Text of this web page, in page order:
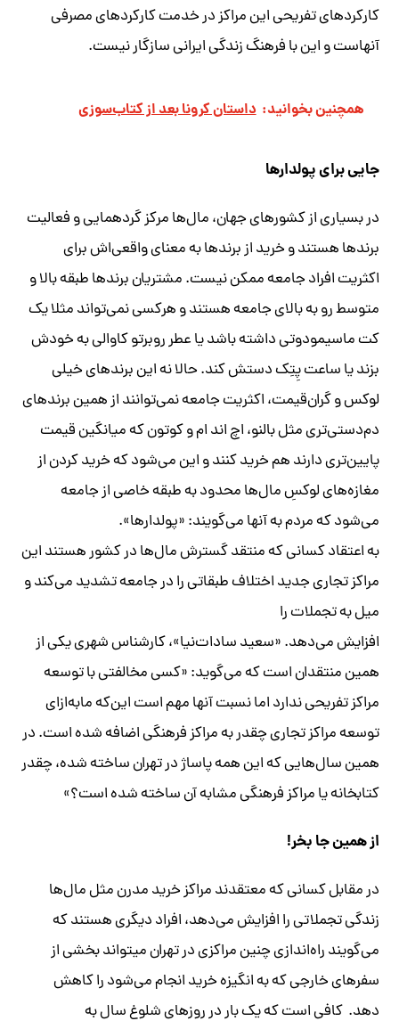
کارکردهای تفریحی این مراکز در خدمت کارکردهای مصرفی
آنهاست و این با فرهنگ زندگی ایرانی سازگار نیست.
همچنین بخوانید: داستان کرونا بعد از کتاب‌سوزی
جایی برای پولدارها
در بسیاری از کشورهای جهان، مال‌ها مرکز گردهمایی و فعالیت
برندها هستند و خرید از برندها به معنای واقعی‌‎اش برای
اکثریت افراد جامعه ممکن نیست. مشتریان برندها طبقه بالا و
متوسط رو به ‌بالای جامعه هستند و هرکسی نمی‌تواند مثلا یک
کت ماسیمودوتی داشته باشد یا عطر روبرتو کاوالی به خودش
بزند یا ساعت پِتِک دستش کند. حالا نه این برندهای خیلی
لوکس و گران‌قیمت، اکثریت جامعه نمی‌توانند از همین برندهای
دم‌دستی‌تری مثل بالنو، اچ ‌اند ام و کوتون که میانگین قیمت
پایین‌تری دارند هم خرید کنند و این می‌شود که خرید کردن از
مغازه‌های لوکسِ مال‌ها محدود به طبقه خاصی از جامعه
می‌شود که مردم به آنها می‌گویند: «پولدارها».
به اعتقاد کسانی که منتقد گسترش مال‌ها در کشور هستند این
مراکز تجاری جدید اختلاف طبقاتی را در جامعه تشدید می‌کند و
میل به تجملات را
افزایش می‌دهد. «سعید سادات‌نیا»، کارشناس شهری یکی از
همین منتقدان است که می‌گوید: «کسی مخالفتی با توسعه
مراکز تفریحی ندارد اما نسبت آنها مهم است این‌که مابه‌ازای
توسعه مراکز تجاری چقدر به مراکز فرهنگی اضافه شده است. در
همین سال‌هایی که این همه پاساژ در تهران ساخته شده، چقدر
کتابخانه یا مراکز فرهنگی مشابه آن ساخته شده است؟»
از همین جا بخر!
در مقابل کسانی که معتقدند مراکز خرید مدرن مثل مال‌ها
زندگی تجملاتی را افزایش می‌دهد، افراد دیگری هستند که
می‌گویند راه‌اندازی چنین مراکزی در تهران می‎تواند بخشی از
سفرهای خارجی که به انگیزه خرید انجام می‌شود را کاهش
دهد. کافی است که یک بار در روزهای شلوغ‌ سال به